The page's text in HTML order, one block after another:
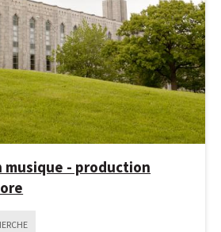
musique - production